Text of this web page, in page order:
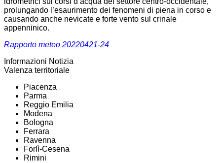
prolungando l’esaurimento dei fenomeni di piena in corso e
causando anche nevicate e forte vento sul crinale
appenninico.
Rapporto meteo 20220421-24
Informazioni Notizia
Valenza territoriale
Piacenza
Parma
Reggio Emilia
Modena
Bologna
Ferrara
Ravenna
Forlì-Cesena
Rimini